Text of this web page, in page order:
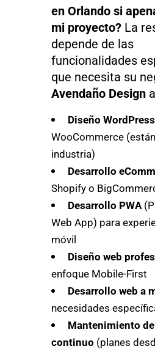
en Orlando si
mi proyecto? La
depende de las
funcionalidades
que necesita su
Avendaño Design
Diseño WordPress
WooCommerce
industria)
Desarrollo
Shopify o
Desarrollo PWA
Web App) para
móvil
Diseño web
enfoque Mobile-First
Desarrollo web a
necesidades
Mantenimiento
continuo (planes